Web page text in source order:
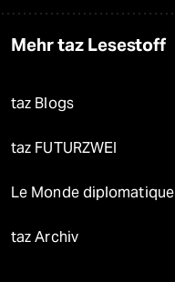
Mehr taz Lesestoff
taz Blogs
taz FUTURZWEI
Le Monde diplomatique
taz Archiv